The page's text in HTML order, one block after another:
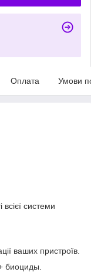
Оплата Умови
системи
ваших пристроїв.
биоциды.